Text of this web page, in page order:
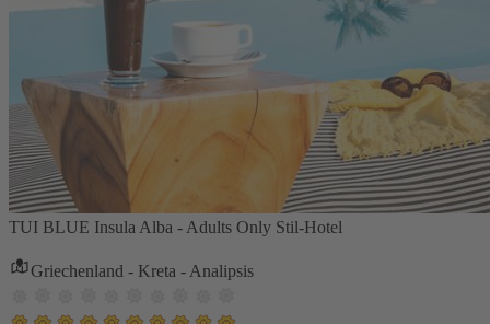
TUI BLUE Insula Alba - Adults Only Stil-Hotel
Griechenland - Kreta - Analipsis